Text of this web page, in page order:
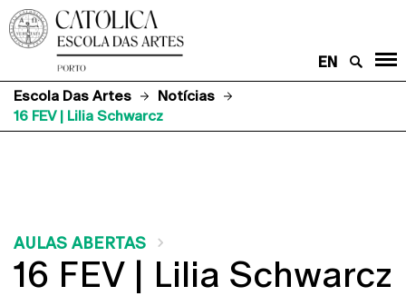
EN
Escola Das Artes
Notícias
16 FEV | Lilia Schwarcz
AULAS ABERTAS
16 FEV | Lilia Schwarcz